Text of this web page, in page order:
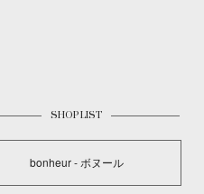
SHOP LIST
bonheur - ボヌール